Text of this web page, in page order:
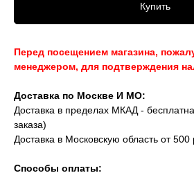
Купить
Перед посещением магазина,
менеджером, для подтверждения
Доставка по Москве И МО:
Доставка в пределах МКАД -
заказа)
Доставка в Московскую область от 500
Способы оплаты: